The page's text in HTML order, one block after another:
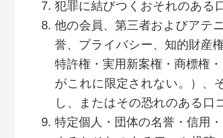
犯罪に結びつくおそれのある
他の会員、第三者およびアテ
誉、プライバシー、知的財産
特許権・実用新案権・商標権
がこれに限定されない。）、
し、またはその恐れのある口
特定個人・団体の名誉・信用